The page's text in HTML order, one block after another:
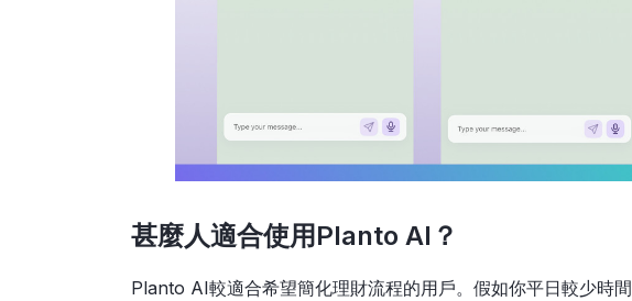
甚麼人適合使用Planto AI？
Planto AI較適合希望簡化理財流程的用戶。假如你平日較少時